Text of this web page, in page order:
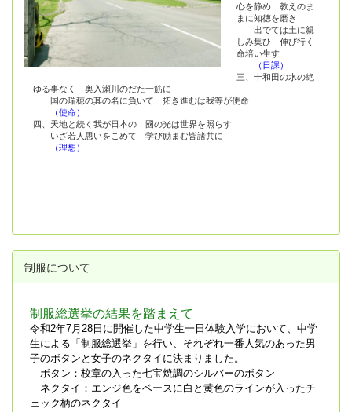
心を静め 教えのま
まに知徳を磨き
出でては土に親
しみ集ひ 伸び行く
命培い生す
（日課）
三、十和田の水の絶
ゆる事なく 奥入瀬川のだた一筋に
国の瑞穂の其の名に負いて 拓き進むは我等が使命
（使命）
四、天地と続く我が日本の 國の光は世界を照らす
いざ若人思いをこめて 学び励まむ皆諸共に
（理想）
制服について
制服総選挙の結果を踏まえて
令和2年7月28日に開催した中学生一日体験入学において、中学
生による「制服総選挙」を行い、それぞれ一番人気のあった男
子のボタンと女子のネクタイに決まりました。
ボタン：校章の入った七宝焼調のシルバーのボタン
ネクタイ：エンジ色をベースに白と黄色のラインが入ったチ
ェック柄のネクタイ